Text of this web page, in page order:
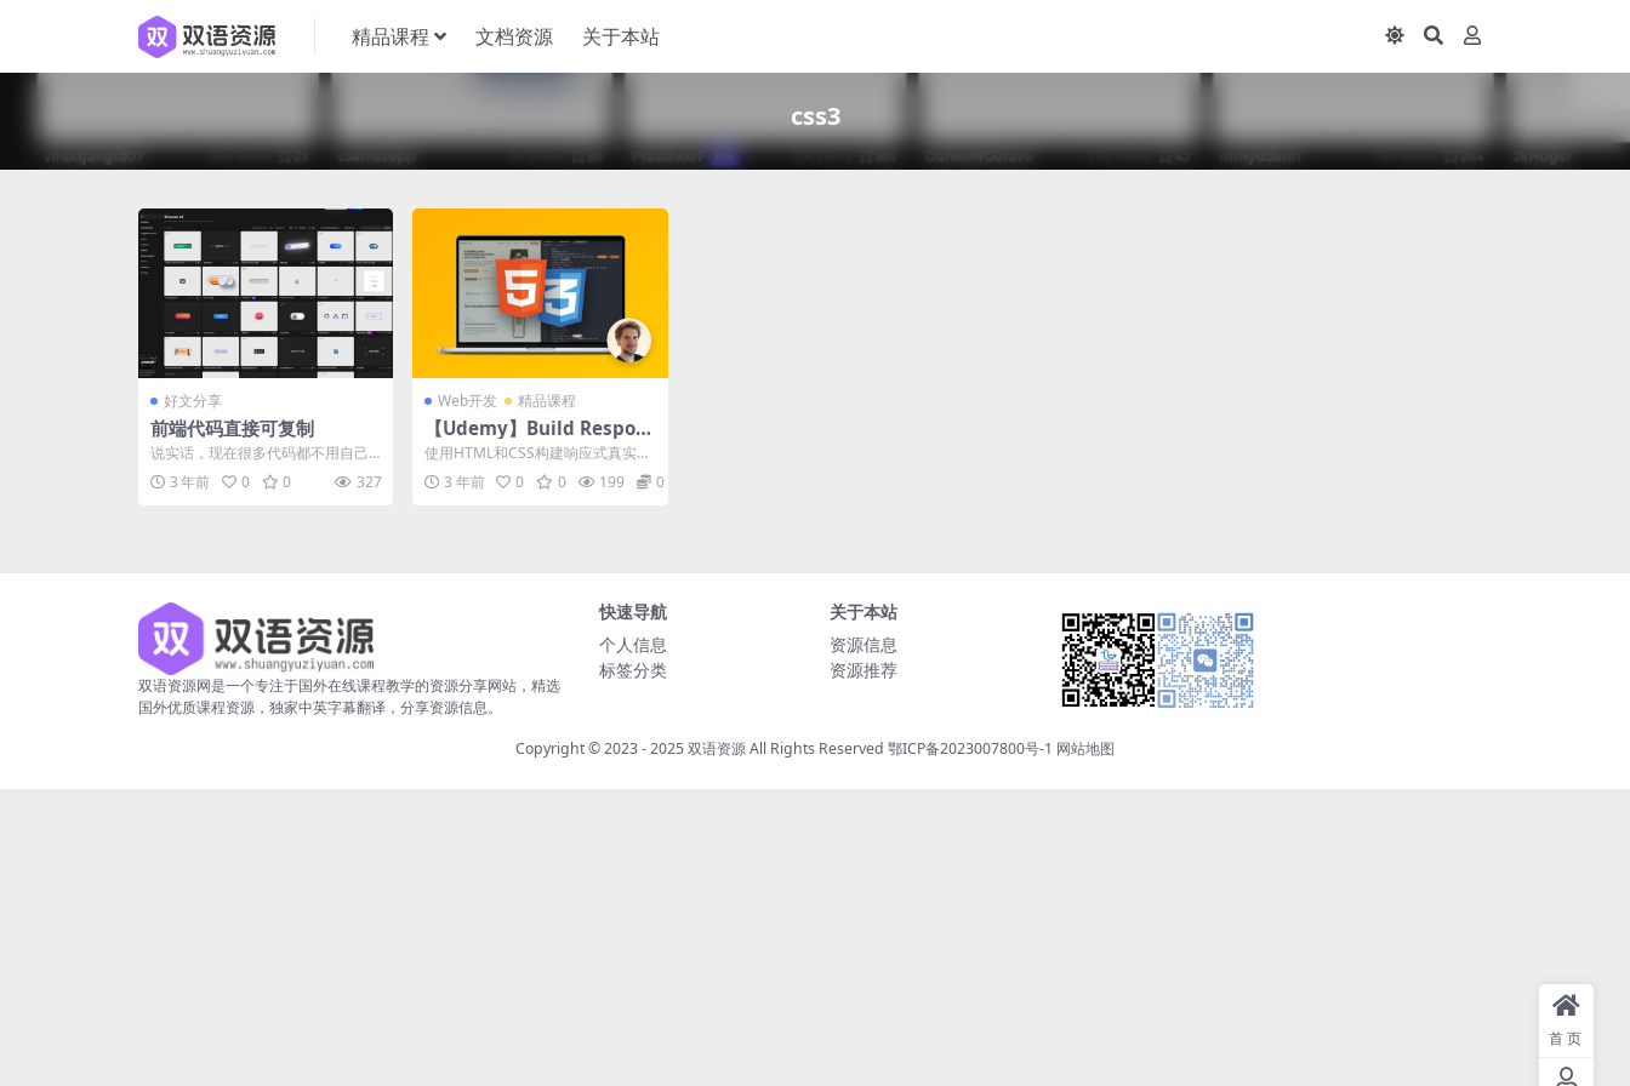
精品课程 文档资源 关于本站
css3
好文分享
前端代码直接可复制
说实话，现在很多代码都不用自己
写了，至少60%的代码是通过组件
库，或者 goog...
3 年前 0 0 327
Web开发 精品课程
【Udemy】Build Respon
sive Real-World Website
s with HTML and CSS
使用HTML和CSS构建响应式真实世
界网站 通过为你的作品集建立一个
令人惊叹的网...
3 年前 0 0 199 0
双语资源网是一个专注于国外在线课程教学的资源分享网站，精选
国外优质课程资源，独家中英字幕翻译，分享资源信息。
快速导航
个人信息
标签分类
关于本站
资源信息
资源推荐
Copyright © 2023 - 2025双语资源All Rights Reserved 鄂ICP备2023007800号-1 网站地图
首页